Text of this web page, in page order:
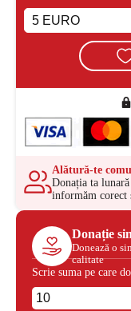
Alătură-te
Donația ta
informăm corect
Donație
Donează o
calitate
Scrie suma pe care